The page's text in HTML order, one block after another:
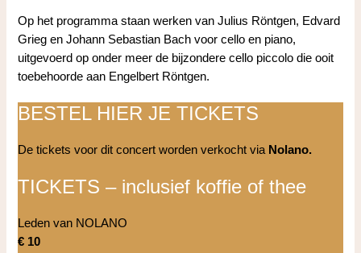
Op het programma staan werken van Julius Röntgen, Edvard
Grieg en Johann Sebastian Bach voor cello en piano,
uitgevoerd op onder meer de bijzondere cello piccolo die ooit
toebehoorde aan Engelbert Röntgen.
BESTEL HIER JE TICKETS
De tickets voor dit concert worden verkocht via Nolano.
TICKETS – inclusief koffie of thee
Leden van NOLANO
€ 10